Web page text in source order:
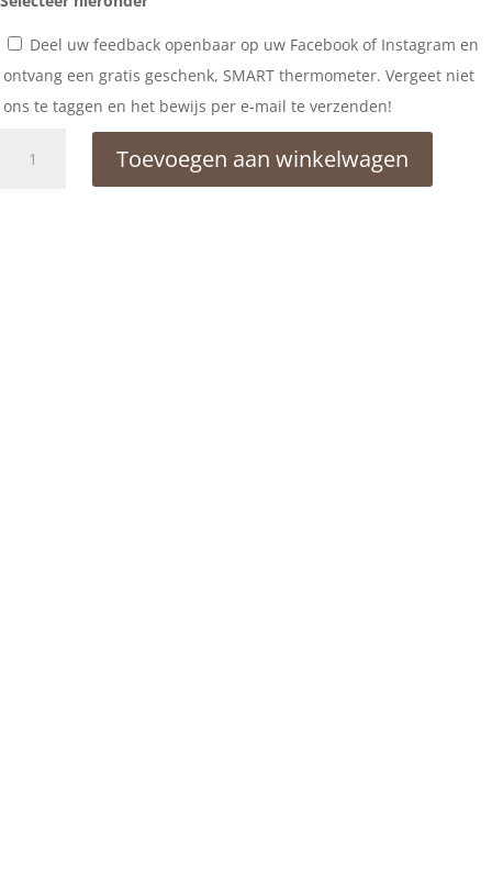
Deel uw feedback openbaar op uw Facebook of Instagram en
ontvang een gratis geschenk, SMART thermometer. Vergeet niet
ons te taggen en het bewijs per e-mail te verzenden!
Vierkante
Toevoegen aan winkelwagen